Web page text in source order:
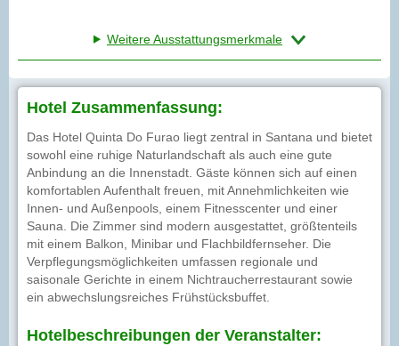
Weitere Ausstattungsmerkmale
Hotel Zusammenfassung:
Das Hotel Quinta Do Furao liegt zentral in Santana und bietet
sowohl eine ruhige Naturlandschaft als auch eine gute
Anbindung an die Innenstadt. Gäste können sich auf einen
komfortablen Aufenthalt freuen, mit Annehmlichkeiten wie
Innen- und Außenpools, einem Fitnesscenter und einer
Sauna. Die Zimmer sind modern ausgestattet, größtenteils
mit einem Balkon, Minibar und Flachbildfernseher. Die
Verpflegungsmöglichkeiten umfassen regionale und
saisonale Gerichte in einem Nichtraucherrestaurant sowie
ein abwechslungsreiches Frühstücksbuffet.
Hotelbeschreibungen der Veranstalter: